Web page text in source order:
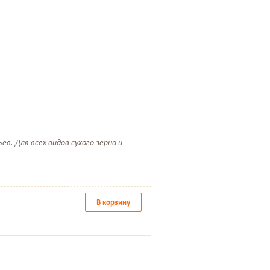
Для всех видов сухого зерна и
В корзину